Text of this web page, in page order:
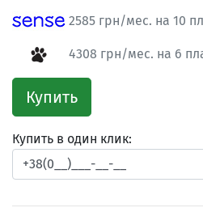
2585 грн/мес. на 10
4308 грн/мес. на 6
Купить
Купить в один клик: